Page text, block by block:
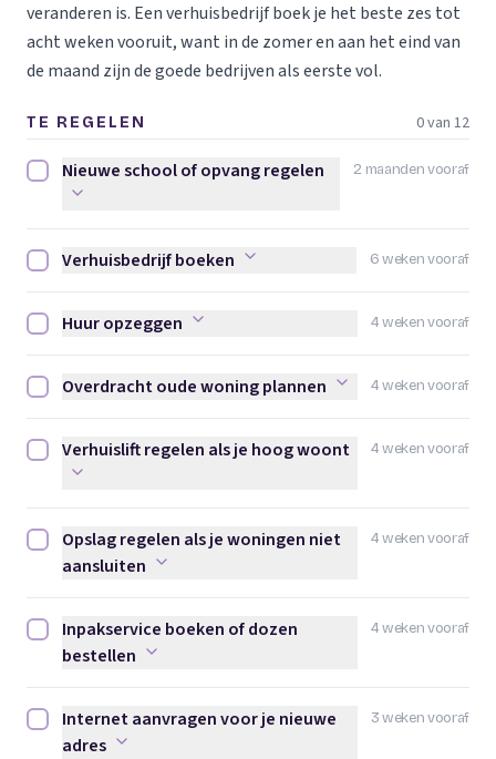
veranderen is. Een verhuisbedrijf boek je het beste zes tot
acht weken vooruit, want in de zomer en aan het eind van
de maand zijn de goede bedrijven als eerste vol.
TE REGELEN 0 van 12
2 maanden vooraf
Nieuwe school of opvang regelen afvinken
Nieuwe school of opvang regelen
6 weken vooraf
Verhuisbedrijf boeken afvinken
Verhuisbedrijf boeken
4 weken vooraf
Huur opzeggen afvinken
Huur opzeggen
4 weken vooraf
Overdracht oude woning plannen afvinken
Overdracht oude woning plannen
4 weken vooraf
Verhuislift regelen als je hoog woont afvinken
Verhuislift regelen als je hoog woont
4 weken vooraf
Opslag regelen als je woningen niet aansluiten afvinken
Opslag regelen als je woningen niet
aansluiten
4 weken vooraf
Inpakservice boeken of dozen bestellen afvinken
Inpakservice boeken of dozen
bestellen
3 weken vooraf
Internet aanvragen voor je nieuwe adres afvinken
Internet aanvragen voor je nieuwe
adres